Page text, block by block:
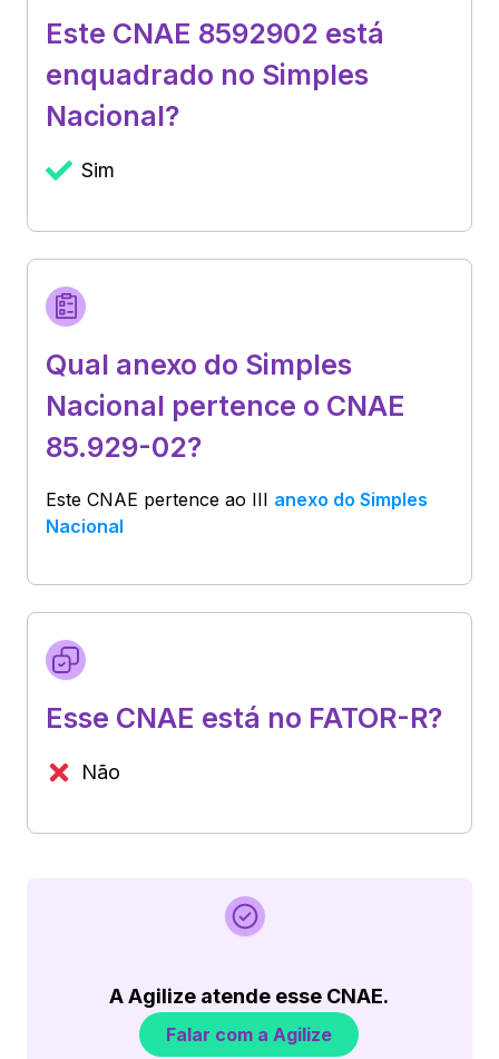
Este CNAE 8592902 está
enquadrado no Simples
Nacional?
Sim
Qual anexo do Simples
Nacional pertence o CNAE
85.929-02?
Este CNAE pertence ao III anexo do Simples
Nacional
Esse CNAE está no FATOR-R?
Não
A Agilize atende esse CNAE.
Falar com a Agilize